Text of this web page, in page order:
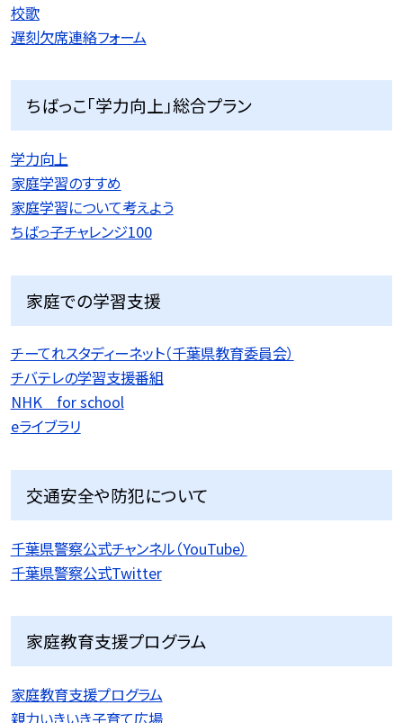
校歌
遅刻欠席連絡フォーム
ちばっこ「学力向上」総合プラン
学力向上
家庭学習のすすめ
家庭学習について考えよう
ちばっ子チャレンジ100
家庭での学習支援
チーてれスタディーネット（千葉県教育委員会）
チバテレの学習支援番組
NHK for school
eライブラリ
交通安全や防犯について
千葉県警察公式チャンネル（YouTube）
千葉県警察公式Twitter
家庭教育支援プログラム
家庭教育支援プログラム
親力いきいき子育て広場